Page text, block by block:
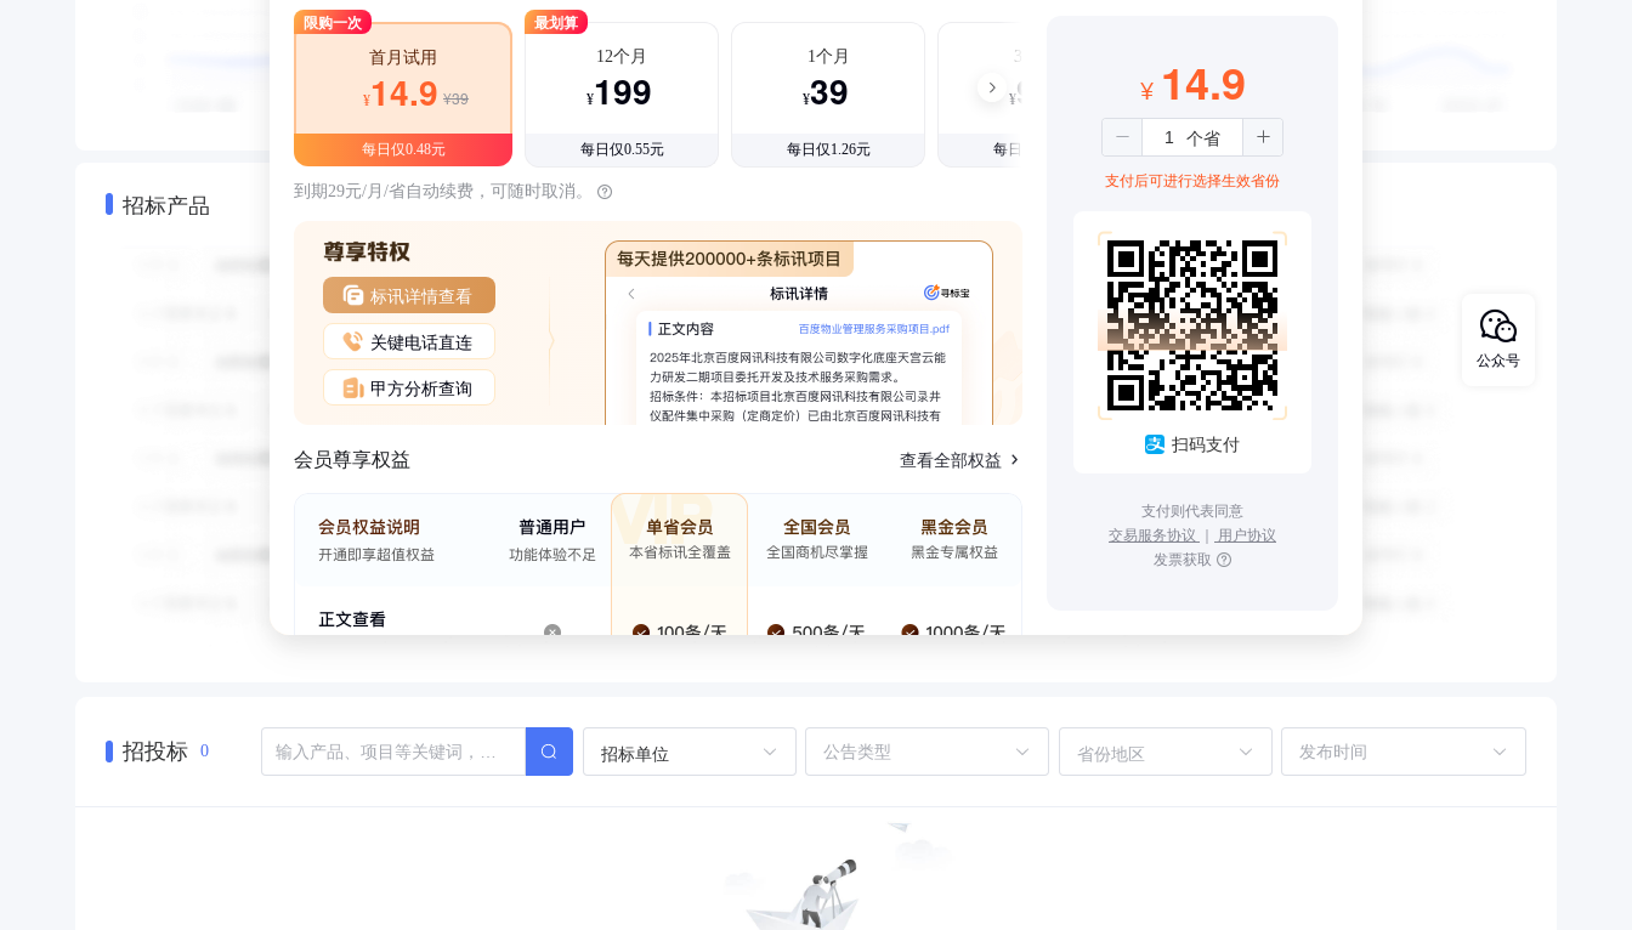
招标产品
限购一次
首月试用
¥14.9 ¥39
每日仅0.48元
最划算
12个月
¥199
每日仅0.55元
1个月
¥39
每日仅1.26元
3个月
¥99
每日仅1.08元
到期29元/月/省自动续费，可随时取消。
标讯详情查看
关键电话直连
甲方分析查询
会员尊享权益 查看全部权益
¥ 14.9
支付后可进行选择生效省份
扫码支付
支付则代表同意
交易服务协议 ｜ 用户协议
发票获取
招投标 0 招标单位 省份地区
公众号